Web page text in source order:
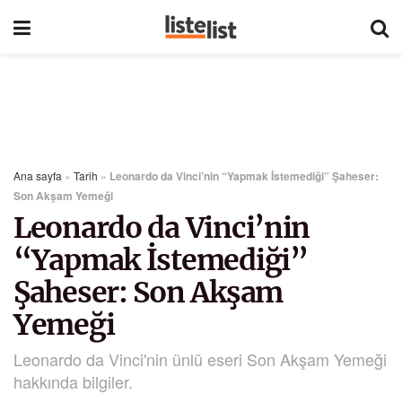
Ana sayfa » Tarih » Leonardo da Vinci’nin “Yapmak İstemediği” Şaheser:
Son Akşam Yemeği
Leonardo da Vinci’nin
“Yapmak İstemediği”
Şaheser: Son Akşam
Yemeği
Leonardo da Vinci'nin ünlü eseri Son Akşam Yemeği
hakkında bilgiler.